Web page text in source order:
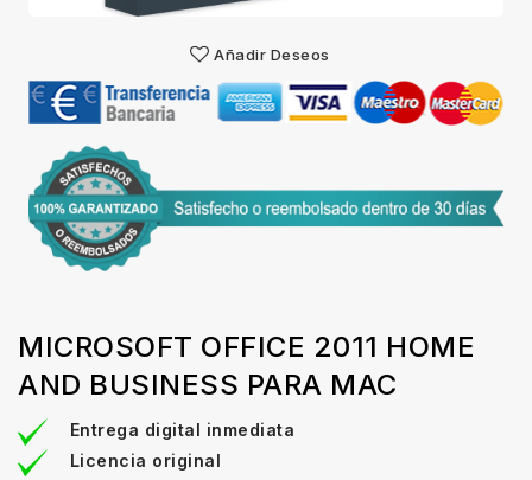
Añadir Deseos
MICROSOFT OFFICE 2011 HOME
AND BUSINESS PARA MAC
Entrega digital inmediata
Licencia original